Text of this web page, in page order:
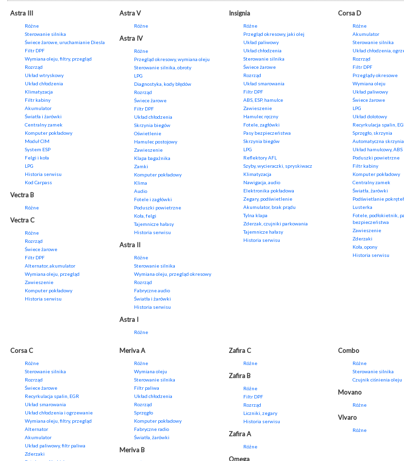
Astra III
Różne
Sterowanie silnika
Świece żarowe, uruchamianie Diesla
Filtr DPF
Wymiana oleju, filtry, przegląd
Rozrząd
Układ wtryskowy
Układ chłodzenia
Klimatyzacja
Filtr kabiny
Akumulator
Światła i żarówki
Centralny zamek
Komputer pokładowy
Moduł CIM
System ESP
Felgi i koła
LPG
Historia serwisu
Kod Carpass
Vectra B
Różne
Vectra C
Różne
Rozrząd
Świece żarowe
Filtr DPF
Alternator, akumulator
Wymiana oleju, przegląd
Zawieszenie
Komputer pokładowy
Historia serwisu
Astra V
Różne
Astra IV
Różne
Przegląd okresowy, wymiana oleju
Sterowanie silnika, obroty
LPG
Diagnostyka, kody błędów
Rozrząd
Świece żarowe
Filtr DPF
Układ chłodzenia
Skrzynia biegów
Oświetlenie
Hamulec postojowy
Zawieszenie
Klapa bagażnika
Zamki
Komputer pokładowy
Klima
Audio
Fotele i zagłówki
Poduszki powietrzne
Koła, felgi
Tajemnicze hałasy
Historia serwisu
Astra II
Różne
Sterowanie silnika
Wymiana oleju, przegląd okresowy
Rozrząd
Fabryczne audio
Światła i żarówki
Historia serwisu
Astra I
Różne
Insignia
Różne
Przegląd okresowy, jaki olej
Układ paliwowy
Układ chłodzenia
Sterowanie silnika
Świece żarowe
Rozrząd
Układ smarowania
Filtr DPF
ABS, ESP, hamulce
Zawieszenie
Hamulec ręczny
Fotele, zagłówki
Pasy bezpieczeństwa
Skrzynia biegów
LPG
Reflektory AFL
Szyby, wycieraczki, spryskiwacz
Klimatyzacja
Nawigacja, audio
Elektronika pokładowa
Zegary, podświetlenie
Akumulator, brak prądu
Tylna klapa
Zderzak, czujniki parkowania
Tajemnicze hałasy
Historia serwisu
Corsa D
Różne
Akumulator
Sterowanie silnika
Układ chłodzenia,
Rozrząd
Filtr DPF
Przeglądy okresowe
Wymiana oleju
Układ paliwowy
Świece żarowe
LPG
Układ dolotowy
Recyrkulacja spalin,
Sprzęgło, skrzynia
Automatyczna
Układ hamulcowy, ABS
Poduszki powietrzne
Filtr kabiny
Komputer pokładowy
Centralny zamek
Światła, żarówki
Podświetlanie pokręteł
Lusterka
Fotele, podłokietnik,
bezpieczeństwa
Zawieszenie
Zderzaki
Koła, opony
Historia serwisu
Corsa C
Różne
Sterowanie silnika
Rozrząd
Świece żarowe
Recyrkulacja spalin, EGR
Układ smarowania
Układ chłodzenia i ogrzewanie
Wymiana oleju, filtry, przegląd
Alternator
Akumulator
Układ paliwowy, filtr paliwa
Zderzaki
Meriva A
Różne
Wymiana oleju
Sterowanie silnika
Filtr paliwa
Układ chłodzenia
Rozrząd
Sprzęgło
Komputer pokładowy
Fabryczne radio
Światła, żarówki
Meriva B
Zafira C
Różne
Zafira B
Różne
Filtr DPF
Rozrząd
Liczniki, zegary
Historia serwisu
Zafira A
Różne
Omega
Combo
Różne
Sterowanie silnika
Czujnik ciśnienia oleju
Movano
Różne
Vivaro
Różne